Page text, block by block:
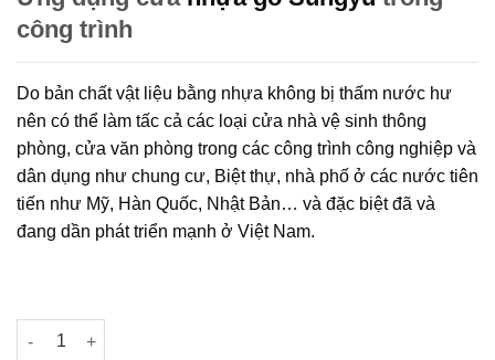
công trình
Do bản chất vật liệu bằng nhựa không bị thấm nước hư
nên có thể làm tấc cả các loại cửa nhà vệ sinh thông
phòng, cửa văn phòng trong các công trình công nghiệp và
dân dụng như chung cư, Biệt thự, nhà phố ở các nước tiên
tiến như Mỹ, Hàn Quốc, Nhật Bản… và đặc biệt đã và
đang dần phát triển mạnh ở Việt Nam.
Cửa nhựa gỗ Sung Yu Mẫu: SYA-203 số lượng